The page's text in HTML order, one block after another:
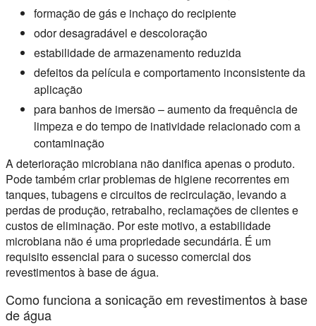
formação de gás e inchaço do recipiente
odor desagradável e descoloração
estabilidade de armazenamento reduzida
defeitos da película e comportamento inconsistente da
aplicação
para banhos de imersão – aumento da frequência de
limpeza e do tempo de inatividade relacionado com a
contaminação
A deterioração microbiana não danifica apenas o produto.
Pode também criar problemas de higiene recorrentes em
tanques, tubagens e circuitos de recirculação, levando a
perdas de produção, retrabalho, reclamações de clientes e
custos de eliminação. Por este motivo, a estabilidade
microbiana não é uma propriedade secundária. É um
requisito essencial para o sucesso comercial dos
revestimentos à base de água.
Como funciona a sonicação em revestimentos à base
de água